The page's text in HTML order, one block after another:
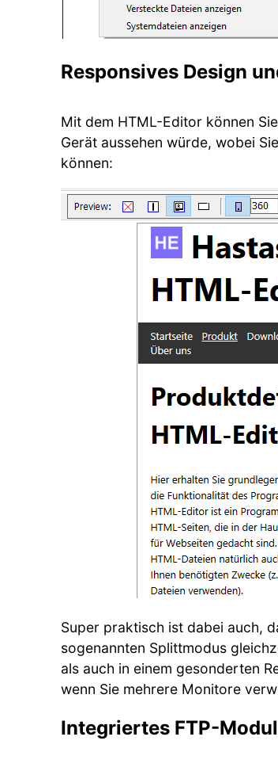
Responsives Design
Mit dem HTML-Editor können
Gerät aussehen würde, wobei
können:
Super praktisch ist dabei auch,
sogenannten Splittmodus
als auch in einem gesonderten
wenn Sie mehrere Monitore
Integriertes FTP-